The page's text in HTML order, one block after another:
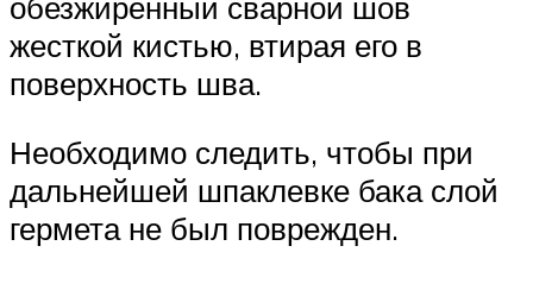
обезжиренный сварной шов
жесткой кистью, втирая его в
поверхность шва.
Необходимо следить, чтобы при
дальнейшей шпаклевке бака слой
гермета не был поврежден.